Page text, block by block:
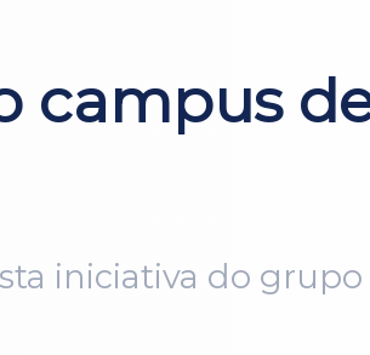
campus
iniciativa do grupo